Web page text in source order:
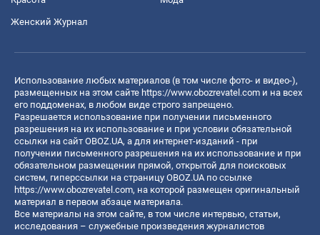
Женский Журнал
Использование любых материалов (в том числе фото- и видео-),
размещенных на этом сайте https://www.obozrevatel.com и на всех
его поддоменах, в любом виде строго запрещено.
Разрешается использование при получении письменного
разрешения на их использование и при условии обязательной
ссылки на сайт OBOZ.UA, а для интернет-изданий - при
получении письменного разрешения на их использование и при
обязательном размещении прямой, открытой для поисковых
систем, гиперссылки на страницу OBOZ.UA по ссылке
https://www.obozrevatel.com, на которой размещен оригинальный
материал в первом абзаце материала.
Все материалы на этом сайте, в том числе интервью, статьи,
исследования – служебные произведения журналистов